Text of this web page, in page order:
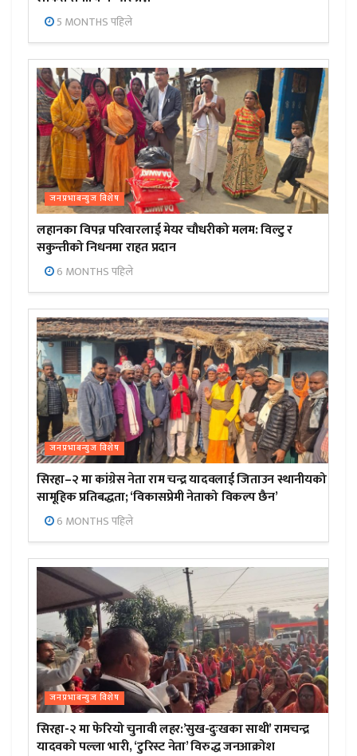
5 MONTHS पहिले
जनप्रभाबन्युज विशेष
लहानका विपन्न परिवारलाई मेयर चौधरीको मलम: विल्टु र
सकुन्तीको निधनमा राहत प्रदान
6 MONTHS पहिले
जनप्रभाबन्युज विशेष
सिरहा–२ मा कांग्रेस नेता राम चन्द्र यादवलाई जिताउन स्थानीयको
सामूहिक प्रतिबद्धता; ‘विकासप्रेमी नेताको विकल्प छैन’
6 MONTHS पहिले
जनप्रभाबन्युज विशेष
सिरहा-२ मा फेरियो चुनावी लहर:’सुख-दुःखका साथी’ रामचन्द्र
यादवको पल्ला भारी, ‘टुरिस्ट नेता’ विरुद्ध जनआक्रोश